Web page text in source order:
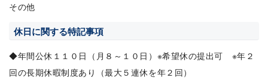
その他
休日に関する特記事項
◆年間公休１１０日（月８～１０日）※希望休の提出可 ※年２
回の長期休暇制度あり（最大５連休を年２回）